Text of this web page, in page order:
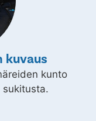
kuvaus
kunto
sukitusta.